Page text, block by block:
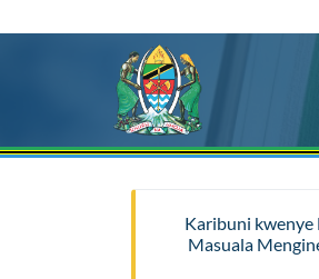
Karibuni kwenye
Masuala